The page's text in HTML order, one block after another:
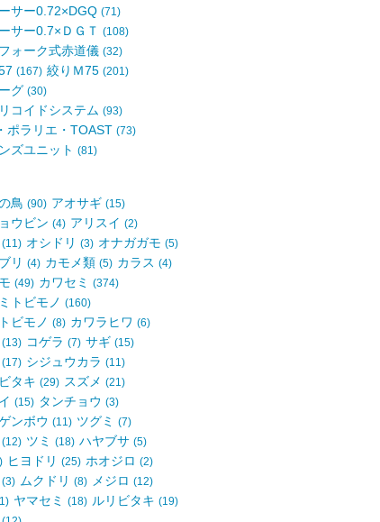
サー0.72×DGQ (71)
サー0.7×ＤＧＴ (108)
ォーク式赤道儀 (32)
(167) 絞りＭ75 (201)
グ (30)
コイドシステム (93)
ポラリエ・TOAST (73)
ズユニット (81)
鳥 (90) アオサギ (15)
ウビン (4) アリスイ (2)
(11) オシドリ (3) オナガガモ (5)
リ (4) カモメ類 (5) カラス (4)
(49) カワセミ (374)
トビモノ (160)
ビモノ (8) カワラヒワ (6)
(13) コゲラ (7) サギ (15)
(17) シジュウカラ (11)
タキ (29) スズメ (21)
(15) タンチョウ (3)
ンボウ (11) ツグミ (7)
(12) ツミ (18) ハヤブサ (5)
ヒヨドリ (25) ホオジロ (2)
(3) ムクドリ (8) メジロ (12)
ヤマセミ (18) ルリビタキ (19)